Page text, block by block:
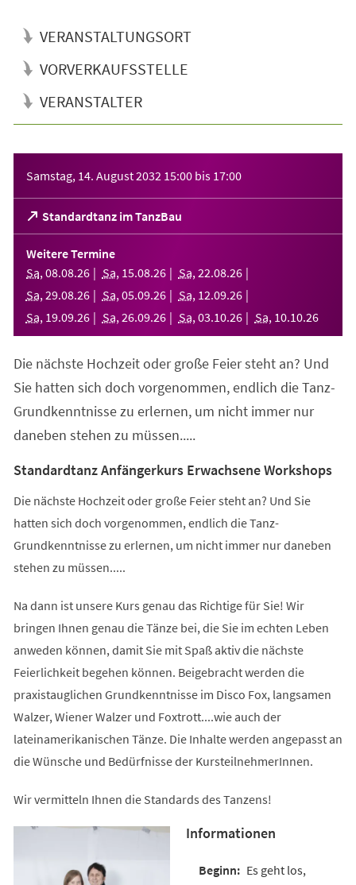
VERANSTALTUNGSORT
VORVERKAUFSSTELLE
VERANSTALTER
Samstag, 14. August 2032 15:00 bis 17:00
Standardtanz im TanzBau
(Öffnet
in
einem
neuen
Tab)
Weitere Termine
Sa, 08.08.26 Sa, 15.08.26 Sa, 22.08.26
Sa, 29.08.26 Sa, 05.09.26 Sa, 12.09.26
Sa, 19.09.26 Sa, 26.09.26 Sa, 03.10.26 Sa, 10.10.26
Die nächste Hochzeit oder große Feier steht an? Und
Sie hatten sich doch vorgenommen, endlich die Tanz-
Grundkenntnisse zu erlernen, um nicht immer nur
daneben stehen zu müssen.....
Standardtanz Anfängerkurs Erwachsene Workshops
Die nächste Hochzeit oder große Feier steht an? Und Sie
hatten sich doch vorgenommen, endlich die Tanz-
Grundkenntnisse zu erlernen, um nicht immer nur daneben
stehen zu müssen.....
Na dann ist unsere Kurs genau das Richtige für Sie! Wir
bringen Ihnen genau die Tänze bei, die Sie im echten Leben
anweden können, damit Sie mit Spaß aktiv die nächste
Feierlichkeit begehen können. Beigebracht werden die
praxistauglichen Grundkenntnisse im Disco Fox, langsamen
Walzer, Wiener Walzer und Foxtrott....wie auch der
lateinamerikanischen Tänze. Die Inhalte werden angepasst an
die Wünsche und Bedürfnisse der KursteilnehmerInnen.
Wir vermitteln Ihnen die Standards des Tanzens!
Informationen
Es geht los,